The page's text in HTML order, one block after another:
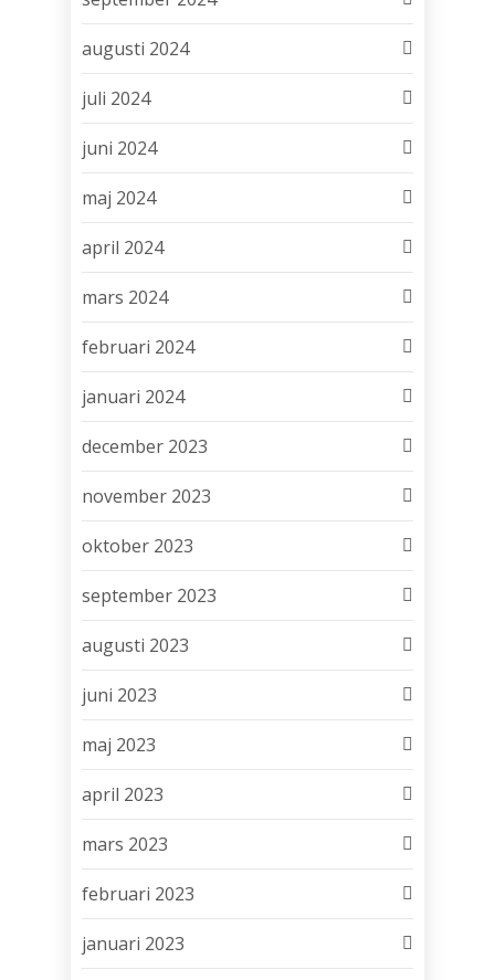
augusti 2024
juli 2024
juni 2024
maj 2024
april 2024
mars 2024
februari 2024
januari 2024
december 2023
november 2023
oktober 2023
september 2023
augusti 2023
juni 2023
maj 2023
april 2023
mars 2023
februari 2023
januari 2023